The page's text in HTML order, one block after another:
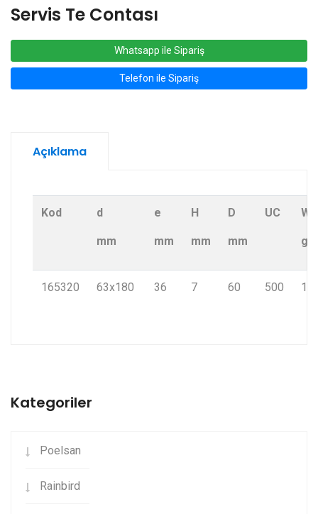
Servis Te Contası
Whatsapp ile Sipariş
Telefon ile Sipariş
Açıklama
Kod d
mm
e
mm
H
mm
D
mm
UC W
g
165320 63x180 36 7 60 500 12
Kategoriler
Poelsan
Rainbird